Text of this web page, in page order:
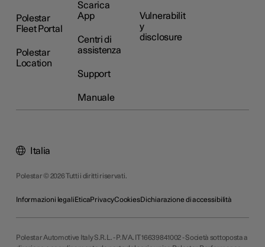
Polestar
Fleet Portal
Polestar
Location
Scarica
App
Centri di
assistenza
Support
Manuale
Vulnerabilit
y
disclosure
Polestar © 2026 Tutti i diritti riservati.
Informazioni legaliEticaPrivacyCookiesDichiarazione di accessibilità
Italia
Polestar Automotive Italy S.R.L. - P.IVA. IT 16639841002 - Società sottoposta a